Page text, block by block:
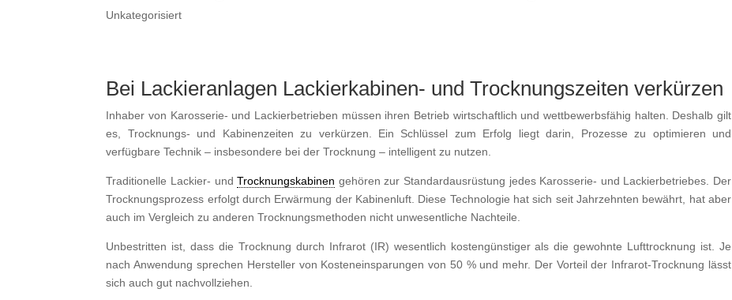
Unkategorisiert
Bei Lackieranlagen Lackierkabinen- und Trocknungszeiten verkürzen
Inhaber von Karosserie- und Lackierbetrieben müssen ihren Betrieb wirtschaftlich und wettbewerbs­fähig halten. Deshalb gilt
es, Trocknungs- und Kabinenzeiten zu verkürzen. Ein Schlüssel zum Erfolg liegt darin, Prozesse zu optimieren und
verfügbare Technik – insbesondere bei der Trocknung – intelligent zu nutzen.
Traditionelle Lackier- undTrocknungskabinen gehören zur Standardausrüstung jedes Karosserie- und Lackierbetriebes. Der
Trocknungsprozess erfolgt durch Erwärmung der Kabinenluft. Diese Technologie hat sich seit Jahrzehnten bewährt, hat aber
auch im Vergleich zu anderen Trocknungsmethoden nicht unwesentliche Nachteile.
Unbestritten ist, dass die Trocknung durch Infrarot (IR) wesentlich kostengünstiger als die gewohnte Lufttrocknung ist. Je
nach Anwendung sprechen Hersteller von Kosteneinsparungen von 50 % und mehr. Der Vorteil der Infrarot-Trocknung lässt
sich auch gut nachvollziehen.